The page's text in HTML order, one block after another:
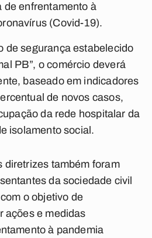
de enfrentamento à
(Covid-19).
de segurança estabelecido
PB”, o comércio deverá
baseado em indicadores
de novos casos,
da rede hospitalar da
isolamento social.
diretrizes também foram
da sociedade civil
o objetivo de
ações e medidas
à pandemia